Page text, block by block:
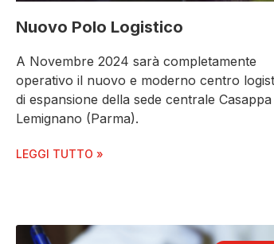
Nuovo Polo Logistico
A Novembre 2024 sarà completamente
operativo il nuovo e moderno centro
di espansione della sede centrale Casappa
Lemignano (Parma).
LEGGI TUTTO »